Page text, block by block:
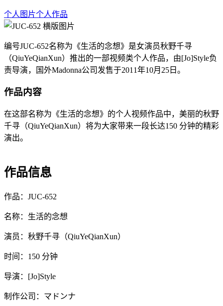
个人图片个人作品
编号JUC-652名称为《生活的念想》是女演员秋野千寻
（QiuYeQianXun）推出的一部视频类个人作品，由[Jo]Style负
责导演，国外Madonna公司发售于2011年10月25日。
作品内容
在这部名称为《生活的念想》的个人视频作品中，美丽的秋野
千寻（QiuYeQianXun）将为大家带来一段长达150 分钟的精彩
演出。
作品信息
作品：JUC-652
名称：生活的念想
演员：秋野千寻（QiuYeQianXun）
时间：150 分钟
导演：[Jo]Style
制作公司：マドンナ